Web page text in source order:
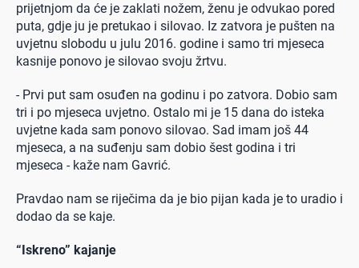
prijetnjom da će je zaklati nožem, ženu je odvukao pored
puta, gdje ju je pretukao i silovao. Iz zatvora je pušten na
uvjetnu slobodu u julu 2016. godine i samo tri mjeseca
kasnije ponovo je silovao svoju žrtvu.
- Prvi put sam osuđen na godinu i po zatvora. Dobio sam
tri i po mjeseca uvjetno. Ostalo mi je 15 dana do isteka
uvjetne kada sam ponovo silovao. Sad imam još 44
mjeseca, a na suđenju sam dobio šest godina i tri
mjeseca - kaže nam Gavrić.
Pravdao nam se riječima da je bio pijan kada je to uradio i
dodao da se kaje.
“Iskreno” kajanje